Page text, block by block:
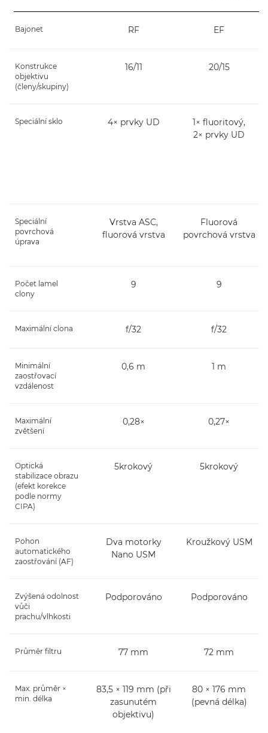
Bajonet RF EF
Konstrukce
objektivu
(členy/skupiny)
16/11 20/15
Speciální sklo 4× prvky UD
1× fluoritový,
2× prvky UD
Speciální
povrchová
úprava
Vrstva ASC,
fluorová vrstva
Fluorová
povrchová vrstva
Počet lamel
clony
9 9
Maximální clona f/32 f/32
Minimální
zaostřovací
vzdálenost
0,6 m 1 m
Maximální
zvětšení
0,28× 0,27×
Optická
stabilizace obrazu
(efekt korekce
podle normy
CIPA)
5krokový 5krokový
Pohon
automatického
zaostřování (AF)
Dva motorky
Nano USM
Kroužkový USM
Zvýšená odolnost
vůči
prachu/vlhkosti
Podporováno Podporováno
Průměr filtru 77 mm 72 mm
Max. průměr ×
min. délka
83,5 × 119 mm (při
zasunutém
objektivu)
80 × 176 mm
(pevná délka)